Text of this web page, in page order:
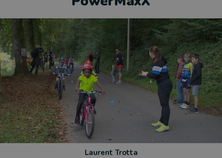
Laurent Trotta